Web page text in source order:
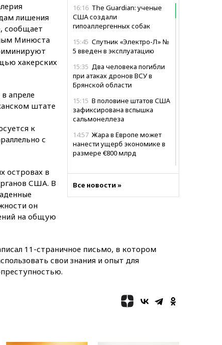
16:16 The Guardian: ученые
США создали
гипоаллергенных собак
15:45 Спутник «Электро-Л» №
5 введен в эксплуатацию
15:35 Два человека погибли
при атаках дронов ВСУ в
Брянской области
15:15 В половине штатов США
зафиксирована вспышка
сальмонеллеза
14:57 Жара в Европе может
нанести ущерб экономике в
размере €800 млрд
дефицита боеприпасов
в России
«Ведомости»: Озон банк
не пострадает от британских
Все новости »
лишения
сообщает
Минюста
хакерских
апреле
штате
к
с
островах в
США. В
он
на общую
11-страничное письмо, в котором
свои знания и опыт для